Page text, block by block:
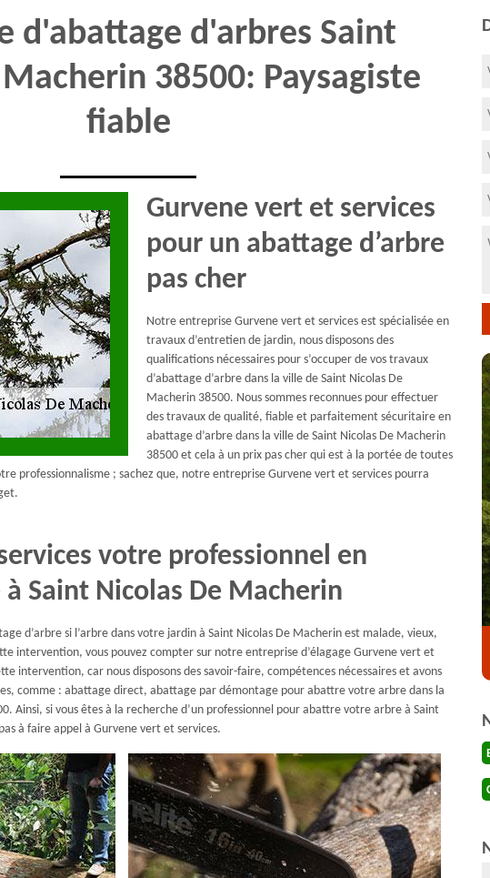
d'abattage d'arbres Saint
38500: Paysagiste
fiable
Gurvene vert et services
pour un abattage d’arbre
pas cher
Notre entreprise Gurvene vert et services est spécialisée en
travaux d’entretien de jardin, nous disposons des
qualifications nécessaires pour s’occuper de vos travaux
d’abattage d’arbre dans la ville de Saint Nicolas De
Macherin 38500. Nous sommes reconnues pour effectuer
des travaux de qualité, fiable et parfaitement sécuritaire en
abattage d’arbre dans la ville de Saint Nicolas De Macherin
38500 et cela à un prix pas cher qui est à la portée de toutes
professionnalisme ; sachez que, notre entreprise Gurvene vert et services pourra
votre professionnel en
à Saint Nicolas De Macherin
d’arbre si l’arbre dans votre jardin à Saint Nicolas De Macherin est malade, vieux,
intervention, vous pouvez compter sur notre entreprise d’élagage Gurvene vert et
intervention, car nous disposons des savoir-faire, compétences nécessaires et avons
comme : abattage direct, abattage par démontage pour abattre votre arbre dans la
Ainsi, si vous êtes à la recherche d’un professionnel pour abattre votre arbre à Saint
à faire appel à Gurvene vert et services.